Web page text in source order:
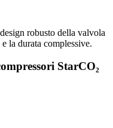
robusto della valvola
la durata complessive.
StarCO₂